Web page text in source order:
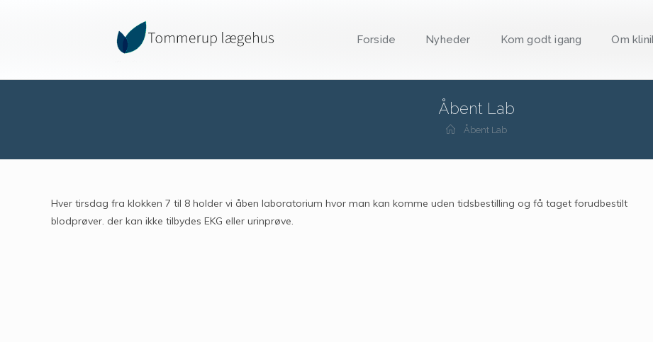
Forside Nyheder Kom godt igang Om
Åbent Lab
Åbent Lab
Hver tirsdag fra klokken 7 til 8 holder vi åben laboratorium hvor man kan komme uden tidsbestilling og få taget forudbestilt
blodprøver. der kan ikke tilbydes EKG eller urinprøve.